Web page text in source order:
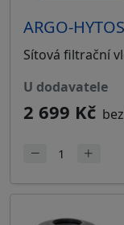
ARGO-
Sítová filtrační
u dodavatele
2 699 Kč